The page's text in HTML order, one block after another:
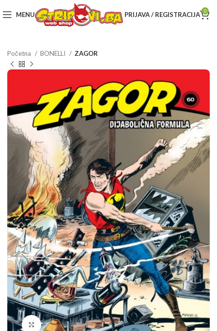
MENU PRIJAVA / REGISTRACIJA 0
Početna BONELLI ZAGOR
Klikni da povečaš